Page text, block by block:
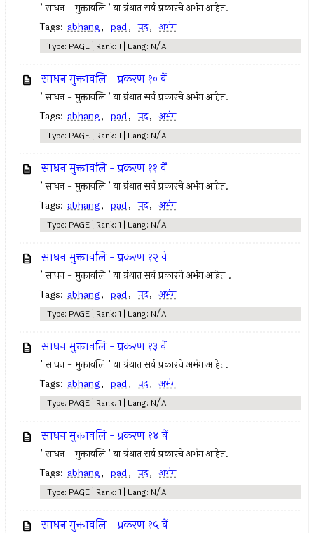
’ साधन - मुक्तावलि ’ या ग्रंथात सर्व प्रकारचे अभंग आहेत.
Tags: abhang, pad, पद, अभंग
Type: PAGE | Rank: 1 | Lang: N/A
साधन मुक्तावलि - प्रकरण १० वें
’ साधन - मुक्तावलि ’ या ग्रंथात सर्व प्रकारचे अभंग आहेत.
Tags: abhang, pad, पद, अभंग
Type: PAGE | Rank: 1 | Lang: N/A
साधन मुक्तावलि - प्रकरण ११ वें
’ साधन - मुक्तावलि ’ या ग्रंथात सर्व प्रकारचे अभंग आहेत.
Tags: abhang, pad, पद, अभंग
Type: PAGE | Rank: 1 | Lang: N/A
साधन मुक्तावलि - प्रकरण १२ वे
’ साधन - मुक्तावलि ’ या ग्रंथात सर्व प्रकारचे अभंग आहेत .
Tags: abhang, pad, पद, अभंग
Type: PAGE | Rank: 1 | Lang: N/A
साधन मुक्तावलि - प्रकरण १३ वें
’ साधन - मुक्तावलि ’ या ग्रंथात सर्व प्रकारचे अभंग आहेत.
Tags: abhang, pad, पद, अभंग
Type: PAGE | Rank: 1 | Lang: N/A
साधन मुक्तावलि - प्रकरण १४ वें
’ साधन - मुक्तावलि ’ या ग्रंथात सर्व प्रकारचे अभंग आहेत.
Tags: abhang, pad, पद, अभंग
Type: PAGE | Rank: 1 | Lang: N/A
साधन मुक्तावलि - प्रकरण १५ वें